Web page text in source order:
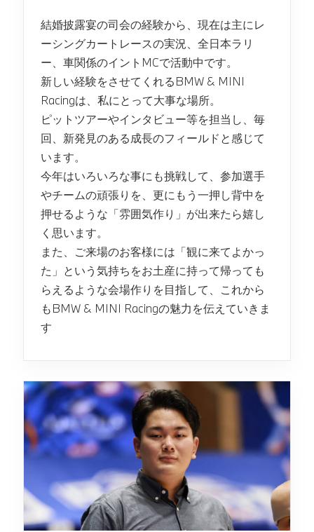
結婚披露宴の司会の経験から、現在は主にレ
ーシングカートレースの実況、全日本ラリ
ー、車関係のイントMCで活動中です。
新しい経験をさせてくれるBMW & MINI
Racingは、私にとって大事な場所。
ピットツアーやインタビュー等を担当し、毎
回、新発見のある成長のフィールドと感じて
います。
今年はいろいろな事にも挑戦して、参加選手
やチームの頑張りを、更にもう一押し背中を
押せるような「雰囲気作り」が出来たら嬉し
く思います。
また、ご来場のお客様には「観に来てよかっ
た」という気持ちをお土産に持って帰っても
らえるような会場作りを目指して、これから
もBMW & MINI Racingの魅力を伝えていきま
す